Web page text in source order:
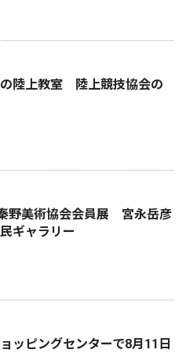
陸上教室 陸上競技協会の
野美術協会会員展 宮永岳彦
ギャラリー
ッピングセンターで8月11日